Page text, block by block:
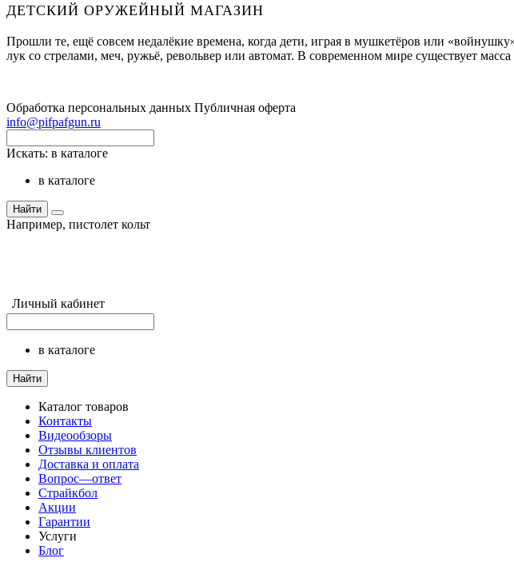
ДЕТСКИЙ ОРУЖЕЙНЫЙ МАГАЗИН
Прошли те, ещё совсем недалёкие времена, когда дети, играя в мушкетёров или
лук со стрелами, меч, ружьё, револьвер или автомат. В современном мире существует
Обработка персональных данных Публичная оферта
info@pifpafgun.ru
Искать: в каталоге
в каталоге
Найти
Например, пистолет кольт
Личный кабинет
в каталоге
Найти
Каталог товаров
Контакты
Видеообзоры
Отзывы клиентов
Доставка и оплата
Вопрос—ответ
Страйкбол
Акции
Гарантии
Услуги
Блог